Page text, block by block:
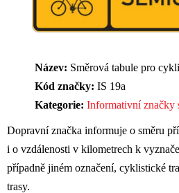
Název: Směrová tabule pro
Kód značky: IS 19a
Kategorie: Informativní značky
Dopravní značka informuje o směru
i o vzdálenosti v kilometrech k
případně jiném označení, cyklistické
trasy.